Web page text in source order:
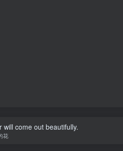
will come out beautifully.
花